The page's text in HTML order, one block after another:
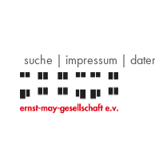
suche | impressum |